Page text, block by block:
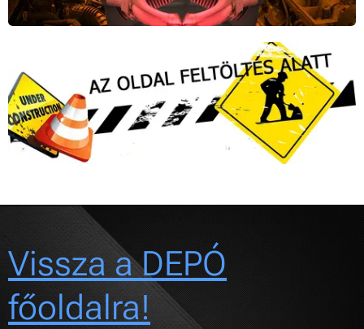
Vissza a DEPÓ
főoldalra!